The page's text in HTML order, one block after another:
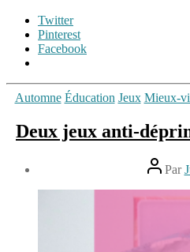
Twitter
Pinterest
Facebook
Étiquettes
Histoire,
,
jeux
ensemble,
Automne Éducation Jeux Mieux-
Deux jeux anti-
Auteur
de
l’article
Par